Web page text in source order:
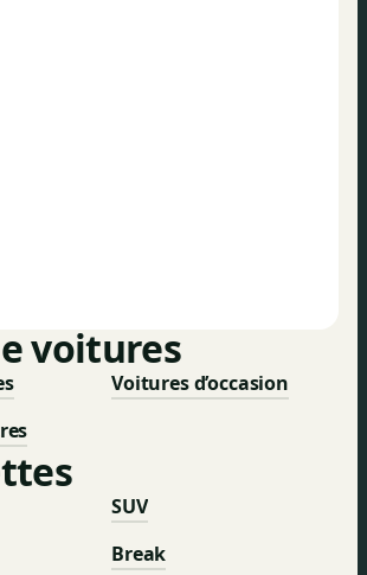
voitures
Voitures d’occasion
SUV
Break